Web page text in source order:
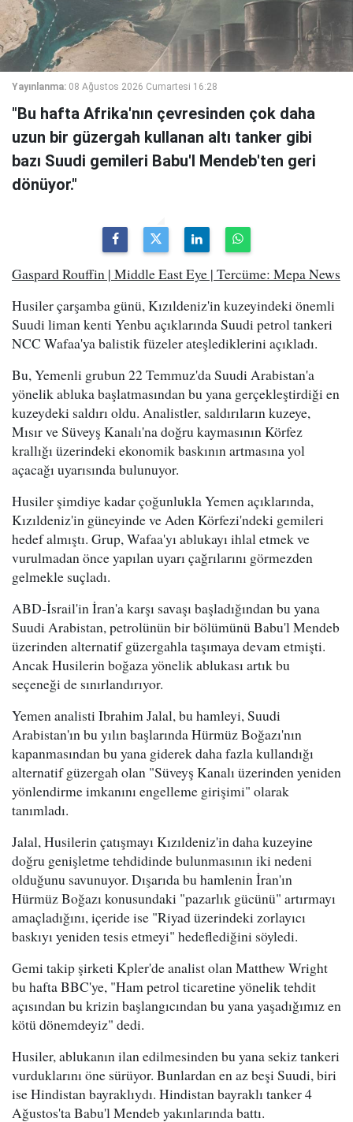
Yayınlanma: 08 Ağustos 2026 Cumartesi 16:28
"Bu hafta Afrika'nın çevresinden çok daha
uzun bir güzergah kullanan altı tanker gibi
bazı Suudi gemileri Babu'l Mendeb'ten geri
dönüyor."
Gaspard Rouffin | Middle East Eye | Tercüme: Mepa News
Husiler çarşamba günü, Kızıldeniz'in kuzeyindeki önemli
Suudi liman kenti Yenbu açıklarında Suudi petrol tankeri
NCC Wafaa'ya balistik füzeler ateşlediklerini açıkladı.
Bu, Yemenli grubun 22 Temmuz'da Suudi Arabistan'a
yönelik abluka başlatmasından bu yana gerçekleştirdiği en
kuzeydeki saldırı oldu. Analistler, saldırıların kuzeye,
Mısır ve Süveyş Kanalı'na doğru kaymasının Körfez
krallığı üzerindeki ekonomik baskının artmasına yol
açacağı uyarısında bulunuyor.
Husiler şimdiye kadar çoğunlukla Yemen açıklarında,
Kızıldeniz'in güneyinde ve Aden Körfezi'ndeki gemileri
hedef almıştı. Grup, Wafaa'yı ablukayı ihlal etmek ve
vurulmadan önce yapılan uyarı çağrılarını görmezden
gelmekle suçladı.
ABD-İsrail'in İran'a karşı savaşı başladığından bu yana
Suudi Arabistan, petrolünün bir bölümünü Babu'l Mendeb
üzerinden alternatif güzergahla taşımaya devam etmişti.
Ancak Husilerin boğaza yönelik ablukası artık bu
seçeneği de sınırlandırıyor.
Yemen analisti Ibrahim Jalal, bu hamleyi, Suudi
Arabistan'ın bu yılın başlarında Hürmüz Boğazı'nın
kapanmasından bu yana giderek daha fazla kullandığı
alternatif güzergah olan "Süveyş Kanalı üzerinden yeniden
yönlendirme imkanını engelleme girişimi" olarak
tanımladı.
Jalal, Husilerin çatışmayı Kızıldeniz'in daha kuzeyine
doğru genişletme tehdidinde bulunmasının iki nedeni
olduğunu savunuyor. Dışarıda bu hamlenin İran'ın
Hürmüz Boğazı konusundaki "pazarlık gücünü" artırmayı
amaçladığını, içeride ise "Riyad üzerindeki zorlayıcı
baskıyı yeniden tesis etmeyi" hedeflediğini söyledi.
Gemi takip şirketi Kpler'de analist olan Matthew Wright
bu hafta BBC'ye, "Ham petrol ticaretine yönelik tehdit
açısından bu krizin başlangıcından bu yana yaşadığımız en
kötü dönemdeyiz" dedi.
Husiler, ablukanın ilan edilmesinden bu yana sekiz tankeri
vurduklarını öne sürüyor. Bunlardan en az beşi Suudi, biri
ise Hindistan bayraklıydı. Hindistan bayraklı tanker 4
Ağustos'ta Babu'l Mendeb yakınlarında battı.